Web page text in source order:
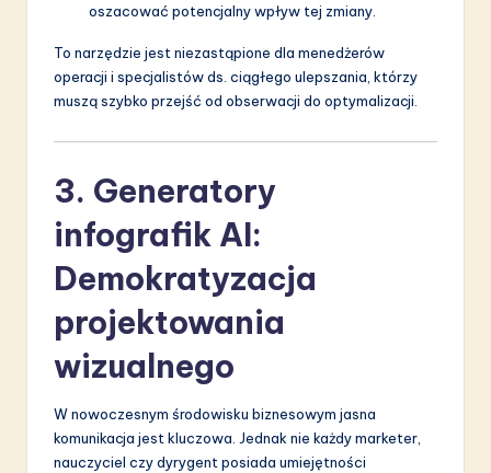
oszacować potencjalny wpływ tej zmiany.
To narzędzie jest niezastąpione dla menedżerów
operacji i specjalistów ds. ciągłego ulepszania, którzy
muszą szybko przejść od obserwacji do optymalizacji.
3. Generatory
infografik AI:
Demokratyzacja
projektowania
wizualnego
W nowoczesnym środowisku biznesowym jasna
komunikacja jest kluczowa. Jednak nie każdy marketer,
nauczyciel czy dyrygent posiada umiejętności